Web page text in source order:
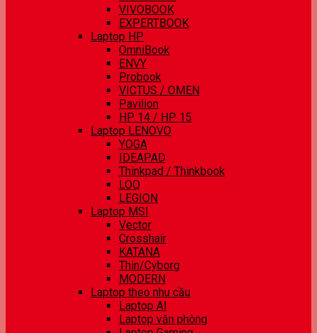
VIVOBOOK
EXPERTBOOK
Laptop HP
OmniBook
ENVY
Probook
VICTUS / OMEN
Pavilion
HP 14 / HP 15
Laptop LENOVO
YOGA
IDEAPAD
Thinkpad / Thinkbook
LOQ
LEGION
Laptop MSI
Vector
Crosshair
KATANA
Thin/Cyborg
MODERN
Laptop theo nhu cầu
Laptop AI
Laptop văn phòng